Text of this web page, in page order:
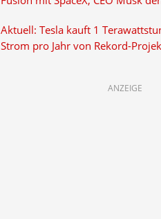
Aktuell: Tesla kauft 1
Strom pro Jahr von Rekord-
ANZEIGE